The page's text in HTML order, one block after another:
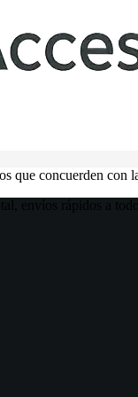
que concuerden con
envíos rápidos a